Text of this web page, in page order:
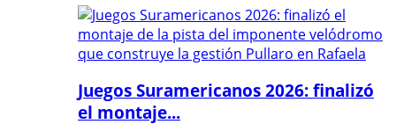
Juegos Suramericanos 2026: finalizó
el montaje...